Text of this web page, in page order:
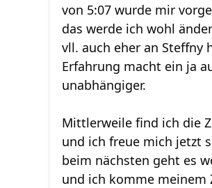
von 5:07 wurde mir
das werde ich wohl
vll. auch eher an Steffny
Erfahrung macht ein ja
unabhängiger.
Mittlerweile find ich die
und ich freue mich jetzt
beim nächsten geht es
und ich komme meinem